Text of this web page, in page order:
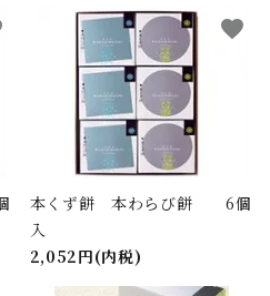
本くず餅 本わらび餅 6個
入
2,052円(内税)
favorite
する